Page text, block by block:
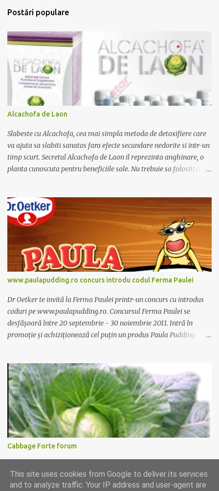
m
e
ț
u
n
c
n
a
r
u
Postări populare
Alcachofa de Laon
Slabeste cu Alcachofa, cea mai simpla metoda de detoxifiere care
va ajuta sa slabiti sanatos fara efecte secundare nedorite si intr-un
timp scurt. Secretul Alcachofa de Laon il reprezinta anghinare, o
planta cunoscuta pentru beneficiile sale. Nu trebuie sa folositi o
www.paulapudding.ro concurs introdu codul Ferma Paulei
Dr Oetker te invită la Ferma Paulei printr-un concurs cu introdus
coduri pe www.paulapudding.ro. Concursul Ferma Paulei se
desfășoară între 20 septembrie - 30 noiembrie 2011. Intră în
promoție și achiziționează cel puțin un produs Paula Pudding
concurs Ferma Paulei. Poți căștiga zilnic truse de grădinărit,
săptămânal tractorașul fermierului sau premiul cel mare o
excursie la o super-fermă din Anglia. Mai multe coduri, mai multe
șanse de câștig. Câștigători si regulament pe
www.paulapudding.ro.
Cabbage Forte forum
de-a mea disperata dupa leacuri de slabit functionabile a incercat
si Cabbage Forte. A slabit foarte putin 1 kilogram in 4 saptamani (a
This site uses cookies from Google to deliver its services
and to analyze traffic. Your IP address and user-agent are